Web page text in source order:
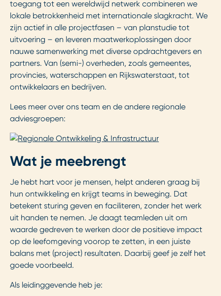
toegang tot een wereldwijd netwerk combineren we
lokale betrokkenheid met internationale slagkracht. We
zijn actief in alle projectfasen – van planstudie tot
uitvoering – en leveren maatwerkoplossingen door
nauwe samenwerking met diverse opdrachtgevers en
partners. Van (semi-) overheden, zoals gemeentes,
provincies, waterschappen en Rijkswaterstaat, tot
ontwikkelaars en bedrijven.
Lees meer over ons team en de andere regionale
adviesgroepen:
Wat je meebrengt
Je hebt hart voor je mensen, helpt anderen graag bij
hun ontwikkeling en krijgt teams in beweging. Dat
betekent sturing geven en faciliteren, zonder het werk
uit handen te nemen. Je daagt teamleden uit om
waarde gedreven te werken door de positieve impact
op de leefomgeving voorop te zetten, in een juiste
balans met (project) resultaten. Daarbij geef je zelf het
goede voorbeeld.
Als leidinggevende heb je: